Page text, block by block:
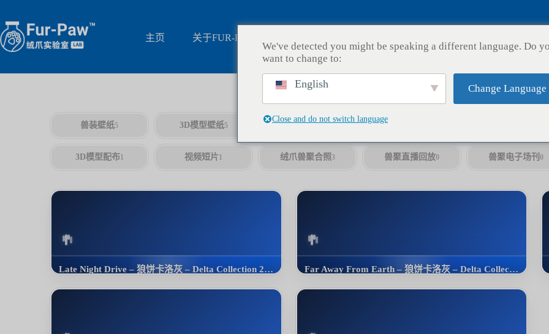
过
内
容
主页 关于FUR-PAW
兽装壁纸5 3D模型壁纸5 3D渲染壁纸9 季节活动壁纸
3D模型配布1 视频短片1 绒爪兽聚合照3 兽聚直播回放0 兽聚电子场刊 0
OST
Late Night Drive – 狼饼卡洛灰 – Delta Collection 2022
OST
Far Away From Earth – 狼饼卡洛灰 – Delta Collection 2022
We've detected you might be speaking a different language. Do
want to change to:
English Change Language
Close and do not switch language